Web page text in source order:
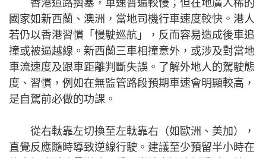
香港道路擠塞，車速普遍較慢；但在地廣人稀的
國家如新西蘭、澳洲，當地司機行車速度較快。港人
若仍以香港習慣「慢駛巡航」，反而容易造成後車追
撞或被逼越線。新西蘭三車相撞意外，或涉及對當地
車流速度及跟車距離判斷失誤。了解外地人的駕駛態
度、習慣，例如在無監管路段預期車速會明顯較高，
是自駕前必做的功課。
從右軚靠左切換至左軚靠右（如歐洲、美加），
直覺反應隨時導致逆線行駛。建議至少預留半小時在